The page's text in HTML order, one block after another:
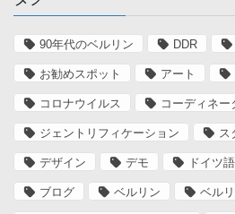
90年代のベルリン DDR
お勧めスポット アート
コロナウイルス コーディネー
ジェントリフィケーション ス
デザイン デモ ドイツ語
ブログ ベルリン ベル